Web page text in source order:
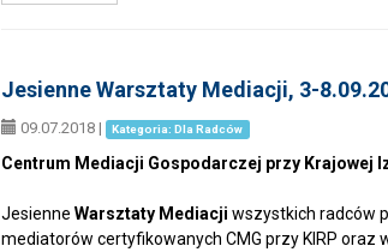
Jesienne Warsztaty Mediacji, 3-
09.07.2018 | Kategoria: Dla Radców
Centrum Mediacji Gospodarczej przy Krajowej
Jesienne Warsztaty Mediacji wszystkich radców
mediatorów certyfikowanych CMG przy KIRP oraz